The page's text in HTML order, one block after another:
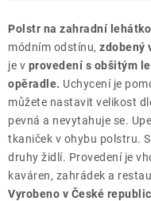
Polstr na zahradní lehátko
módním odstínu, zdobený
je v provedení s obšitým
opěradle. Uchycení je
můžete nastavit velikost
pevná a nevytahuje se.
tkaniček v ohybu polstru.
druhy židlí. Provedení je
kaváren, zahrádek a
Vyrobeno v České